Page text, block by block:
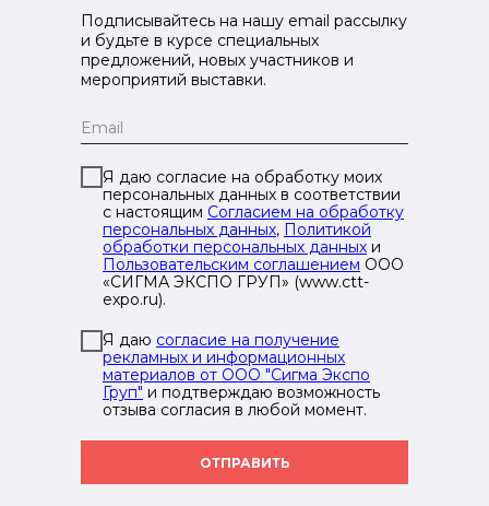
Подписывайтесь на нашу email рассылку
и будьте в курсе специальных
предложений, новых участников и
мероприятий выставки.
Я даю согласие на обработку моих
персональных данных в соответствии
с настоящим Согласием на обработку
персональных данных, Политикой
обработки персональных данных и
Пользовательским соглашением ООО
«СИГМА ЭКСПО ГРУП» (www.ctt-
expo.ru).
Я даю согласие на получение
рекламных и информационных
материалов от ООО "Сигма Экспо
Груп" и подтверждаю возможность
отзыва согласия в любой момент.
ОТПРАВИТЬ